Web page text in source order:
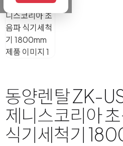
동양렌탈 ZK-
제니스코리아
식기세척기